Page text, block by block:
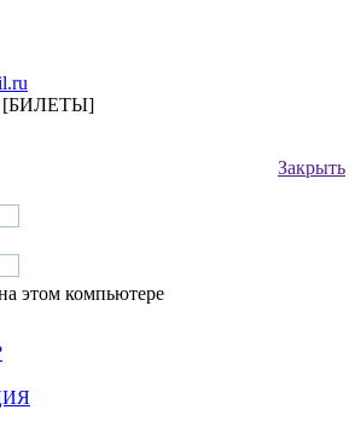
[БИЛЕТЫ]
Закрыть
этом компьютере